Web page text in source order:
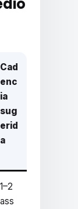
Cad
enc
ia
sug
erid
a
1–2
ass